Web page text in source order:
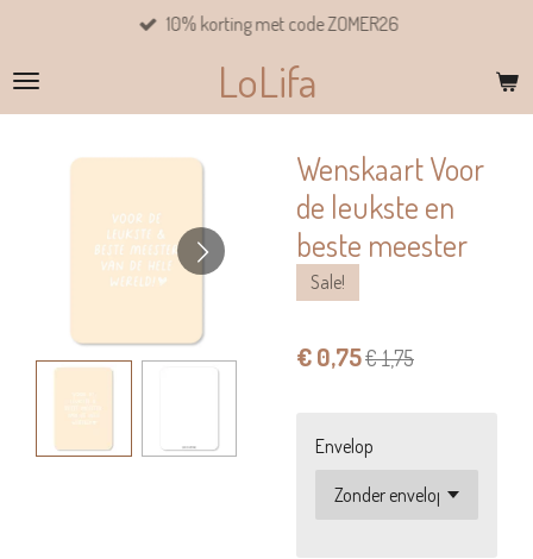
naar
de
LoLifa
10% korting met code ZOMER26
Wenskaart Voor
de leukste en
beste meester
Sale!
€ 0,75€ 1,75
Envelop